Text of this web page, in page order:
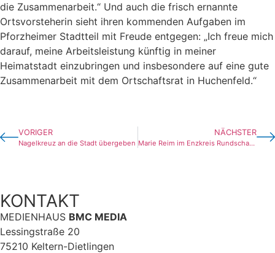
die Zusammenarbeit.“ Und auch die frisch ernannte
Ortsvorsteherin sieht ihren kommenden Aufgaben im
Pforzheimer Stadtteil mit Freude entgegen: „Ich freue mich
darauf, meine Arbeitsleistung künftig in meiner
Heimatstadt einzubringen und insbesondere auf eine gute
Zusammenarbeit mit dem Ortschaftsrat in Huchenfeld.“
VORIGER
Nagelkreuz an die Stadt übergeben
NÄCHSTER
Marie Reim im Enzkreis Rundschau Promi-Gespräch
KONTAKT
MEDIENHAUS BMC MEDIA
Lessingstraße 20
75210 Keltern-Dietlingen